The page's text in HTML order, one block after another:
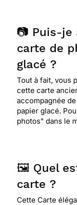
📷 Puis-je
carte de
glacé ?
Tout à fait, vous
cette carte
accompagnée
papier glacé.
photos" dans le
🖼️ Quel
carte ?
Cette Carte